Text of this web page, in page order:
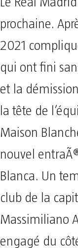
prochaine.
2021
qui ont fini
et la
la tête de
Maison
nouvel
Blanca. Un
club de la
Massimiliano
engagé du